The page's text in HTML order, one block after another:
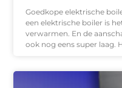
Goedkope elektrische
een elektrische boiler is
verwarmen. En de
ook nog eens super laag.